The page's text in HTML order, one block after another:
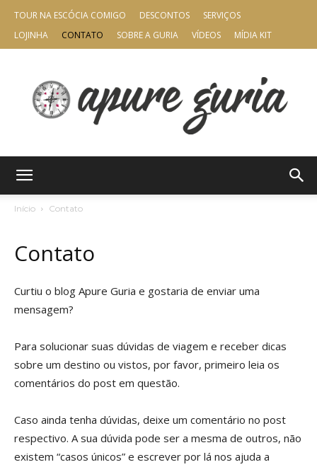
TOUR NA ESCÓCIA COMIGO DESCONTOS
SERVIÇOS
LOJINHA
CONTATO SOBRE A GURIA VÍDEOS MÍDIA KIT
Início Contato
Contato
Curtiu o blog Apure Guria e gostaria de enviar uma
mensagem?
Para solucionar suas dúvidas de viagem e receber dicas
sobre um destino ou vistos, por favor, primeiro leia os
comentários do post em questão.
Caso ainda tenha dúvidas, deixe um comentário no post
respectivo. A sua dúvida pode ser a mesma de outros, não
existem “casos únicos” e escrever por lá nos ajuda a